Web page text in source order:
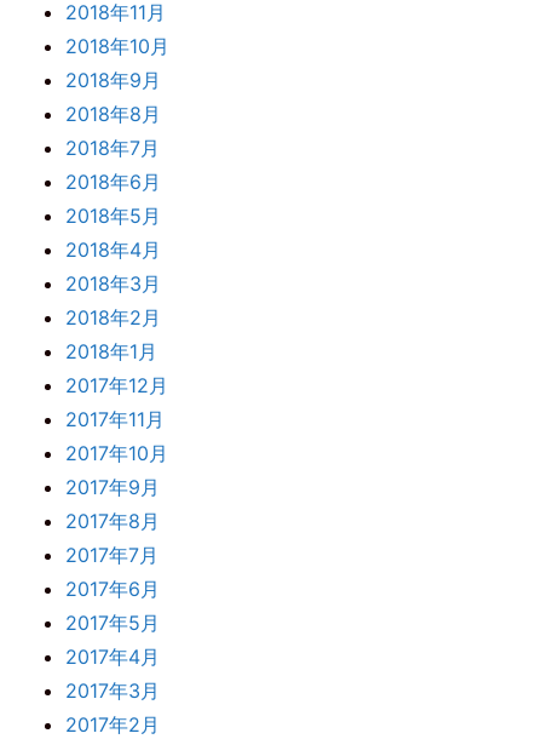
2018年11月
2018年10月
2018年9月
2018年8月
2018年7月
2018年6月
2018年5月
2018年4月
2018年3月
2018年2月
2018年1月
2017年12月
2017年11月
2017年10月
2017年9月
2017年8月
2017年7月
2017年6月
2017年5月
2017年4月
2017年3月
2017年2月